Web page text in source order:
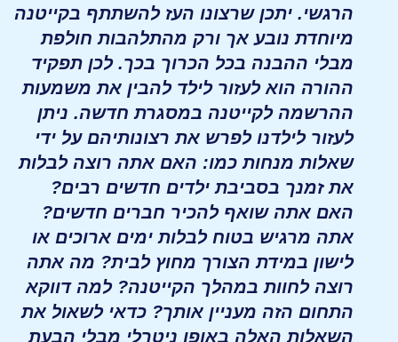
הרגשי. יתכן שרצונו העז להשתתף בקייטנה
מיוחדת נובע אך ורק מהתלהבות חולפת
מבלי ההבנה בכל הכרוך בכך. לכן תפקיד
ההורה הוא לעזור לילד להבין את משמעות
ההרשמה לקייטנה במסגרת חדשה. ניתן
לעזור לילדנו לפרש את רצונותיהם על ידי
שאלות מנחות כמו: האם אתה רוצה לבלות
את זמנך בסביבת ילדים חדשים רבים?
האם אתה שואף להכיר חברים חדשים?
אתה מרגיש בטוח לבלות ימים ארוכים או
לישון במידת הצורך מחוץ לבית? מה אתה
רוצה לחוות במהלך הקייטנה? למה דווקא
התחום הזה מעניין אותך? כדאי לשאול את
השאלות האלה באופן ניטרלי מבלי הבעת